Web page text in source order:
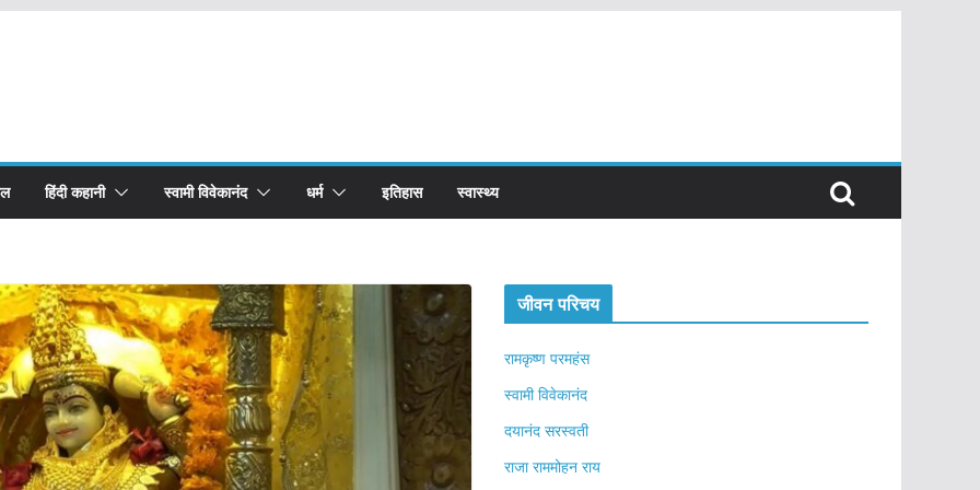
हिंदी कहानी स्वामी विवेकानंद धर्म इतिहास स्वास्थ्य
जीवन परिचय
रामकृष्ण परमहंस
स्वामी विवेकानंद
दयानंद सरस्वती
राजा राममोहन राय